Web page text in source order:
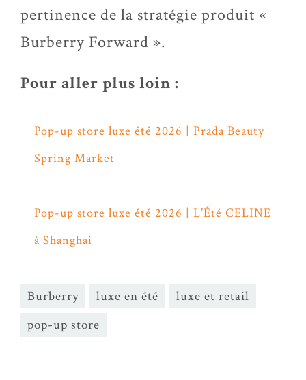
pertinence de la stratégie produit «
Burberry Forward ».
Pour aller plus loin :
Pop-up store luxe été 2026 | Prada Beauty
Spring Market
Pop-up store luxe été 2026 | L’Été CELINE
à Shanghai
Burberry luxe en été
luxe et retail
pop-up store